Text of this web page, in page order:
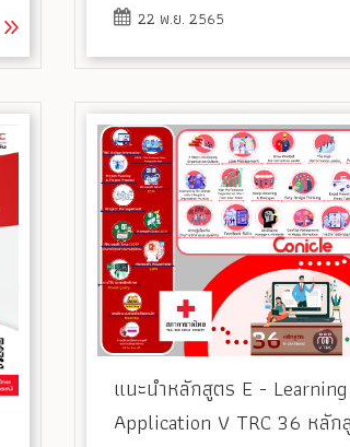
22 พ.ย. 2565
แนะนำหลักสูตร E -
Application V TRC 36 หลัก